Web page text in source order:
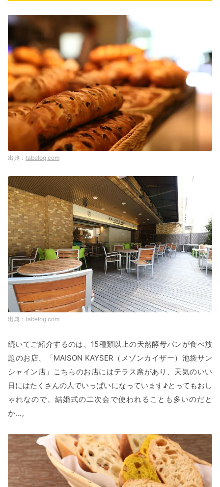
tabelog.com
tabelog.com
続いてご紹介するのは、15種類以上の天然酵母パンが食べ放
題のお店、「MAISON KAYSER（メゾンカイザー）池袋サン
シャイン店」こちらのお店にはテラス席があり、天気のいい
日にはたくさんの人でいっぱいになっています♪とってもおし
ゃれなので、結婚式の二次会で使われることも多いのだと
か…。